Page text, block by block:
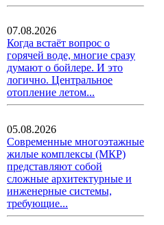
07.08.2026
Когда встаёт вопрос о
горячей воде, многие сразу
думают о бойлере. И это
логично. Центральное
отопление летом...
05.08.2026
Современные многоэтажные
жилые комплексы (МКР)
представляют собой
сложные архитектурные и
инженерные системы,
требующие...